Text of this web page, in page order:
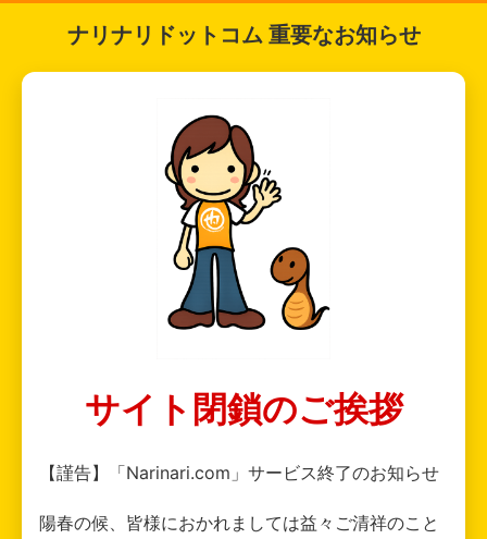
ナリナリドットコム 重要なお知らせ
サイト閉鎖のご挨拶
【謹告】「Narinari.com」サービス終了のお知らせ
陽春の候、皆様におかれましては益々ご清祥のこと